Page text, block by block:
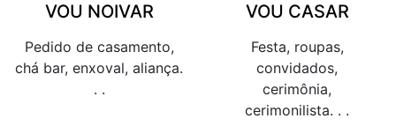
VOU NOIVAR
Pedido de casamento,
chá bar, enxoval, aliança.
. .
VOU CASAR
Festa, roupas,
convidados,
cerimônia,
cerimonilista. . .